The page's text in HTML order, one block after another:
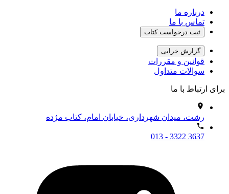
درباره ما
تماس با ما
ثبت درخواست کتاب
گزارش خرابی
قوانین و مقررات
سوالات متداول
برای ارتباط با ما
رشت، میدان شهرداری، خیابان امام، کتاب مژده
013 - 3322 3637